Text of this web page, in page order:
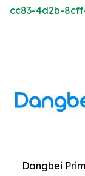
cc83-4d2b-
Dangbei